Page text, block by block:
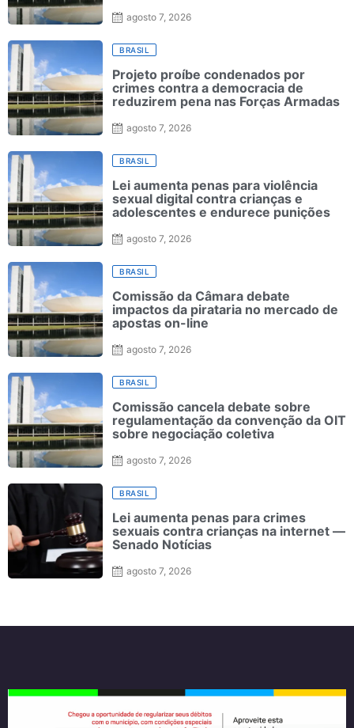
agosto 7, 2026
BRASIL
Projeto proíbe condenados por
crimes contra a democracia de
reduzirem pena nas Forças Armadas
agosto 7, 2026
BRASIL
Lei aumenta penas para violência
sexual digital contra crianças e
adolescentes e endurece punições
agosto 7, 2026
BRASIL
Comissão da Câmara debate
impactos da pirataria no mercado de
apostas on-line
agosto 7, 2026
BRASIL
Comissão cancela debate sobre
regulamentação da convenção da OIT
sobre negociação coletiva
agosto 7, 2026
BRASIL
Lei aumenta penas para crimes
sexuais contra crianças na internet —
Senado Notícias
agosto 7, 2026